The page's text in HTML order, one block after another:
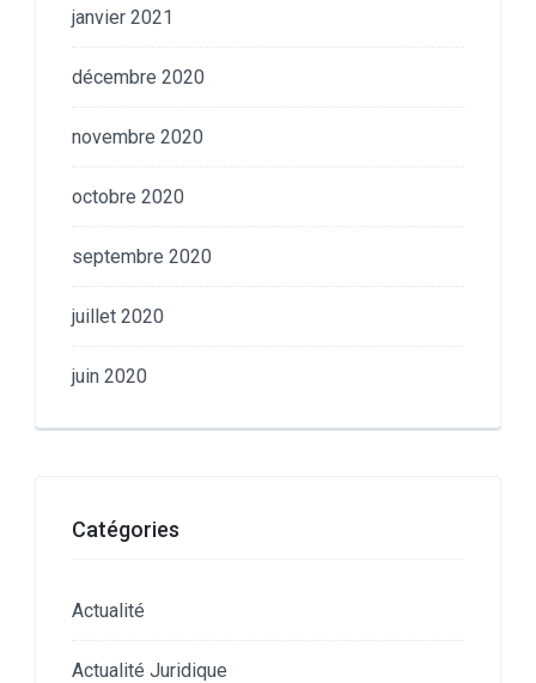
janvier 2021
décembre 2020
novembre 2020
octobre 2020
septembre 2020
juillet 2020
juin 2020
Catégories
Actualité
Actualité Juridique